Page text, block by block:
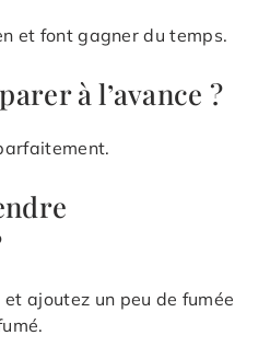
et font gagner du temps.
à l’avance ?
ajoutez un peu de fumée